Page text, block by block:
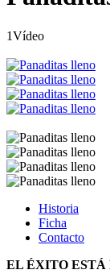
1Vídeo
Historia
Ficha
Contacto
EL ÉXITO